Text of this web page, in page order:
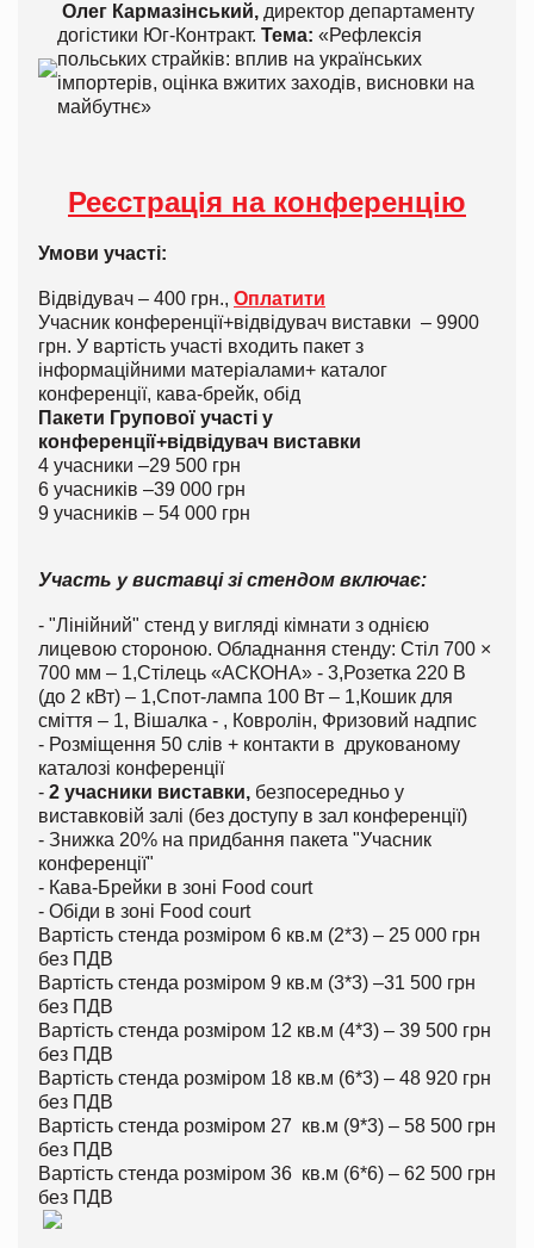
Олег Кармазінський, директор департаменту
догістики Юг-Контракт. Тема: «Рефлексія
польських страйків: вплив на українських
імпортерів, оцінка вжитих заходів, висновки на
майбутнє»
Реєстрація на конференцію
Умови участі:
Відвідувач – 400 грн., Оплатити
Учасник конференції+відвідувач виставки – 9900
грн. У вартість участі входить пакет з
інформаційними матеріалами+ каталог
конференції, кава-брейк, обід
Пакети Групової участі у
конференції+відвідувач виставки
4 учасники –29 500 грн
6 учасників –39 000 грн
9 учасників – 54 000 грн
Участь у виставці зі стендом включає:
- "Лінійний" стенд у вигляді кімнати з однією
лицевою стороною. Обладнання стенду: Стіл 700 ×
700 мм – 1,Стілець «АСКОНА» - 3,Розетка 220 В
(до 2 кВт) – 1,Спот-лампа 100 Вт – 1,Кошик для
сміття – 1, Вішалка - , Ковролін, Фризовий надпис
- Розміщення 50 слів + контакти в друкованому
каталозі конференції
- 2 учасники виставки, безпосередньо у
виставковій залі (без доступу в зал конференції)
- Знижка 20% на придбання пакета "Учасник
конференції"
- Кава-Брейки в зоні Food court
- Обіди в зоні Food court
Вартість стенда розміром 6 кв.м (2*3) – 25 000 грн
без ПДВ
Вартість стенда розміром 9 кв.м (3*3) –31 500 грн
без ПДВ
Вартість стенда розміром 12 кв.м (4*3) – 39 500 грн
без ПДВ
Вартість стенда розміром 18 кв.м (6*3) – 48 920 грн
без ПДВ
Вартість стенда розміром 27 кв.м (9*3) – 58 500 грн
без ПДВ
Вартість стенда розміром 36 кв.м (6*6) – 62 500 грн
без ПДВ